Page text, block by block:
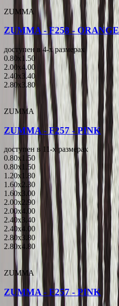
ZUMMA
ZUMMA - F258 - ORANGE
доступен в 4-x размерах
0.80x1.50
2.00x4.00
2.40x3.40
2.80x3.80
ZUMMA
ZUMMA - F257 - PINK
доступен в 11-x размерах
0.80x1.50
0.80x1.50
1.20x1.80
1.60x2.30
1.60x3.00
2.00x2.90
2.00x4.00
2.40x3.40
2.40x4.00
2.80x3.80
2.80x4.80
ZUMMA
ZUMMA - F257 - PINK